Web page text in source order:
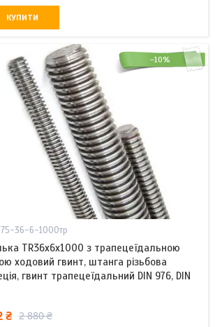
КУПИТИ
–10%
36-6-1000тр
TR36x6х1000 з трапецеїдальною
ходовий гвинт, штанга різьбова
гвинт трапецеїдальний DIN 976, DIN
₴ 2 880 ₴